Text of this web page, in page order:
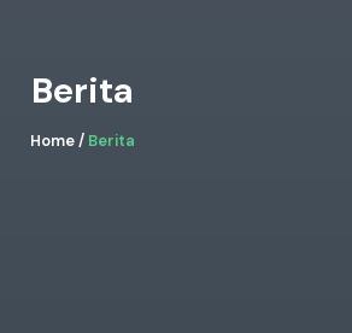
Berita
Home / Berita